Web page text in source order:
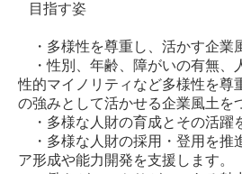
目指す姿
・多様性を尊重し、活かす企業
・性別、年齢、障がいの有無、
性的マイノリティなど多様性を尊
の強みとして活かせる企業風土を
・多様な人財の育成とその活躍
・多様な人財の採用・登用を推
ア形成や能力開発を支援します。